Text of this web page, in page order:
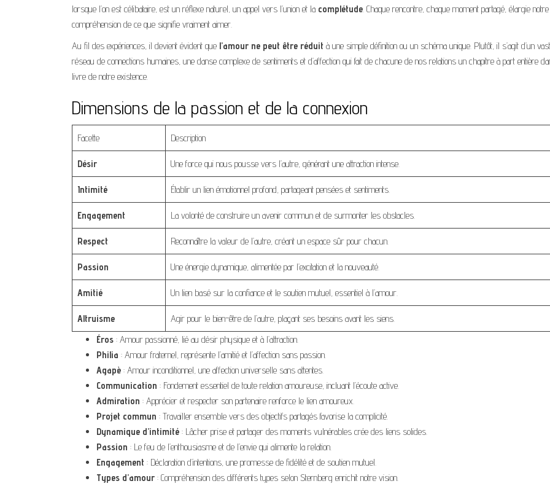
lorsque l’on est célibataire, est un réflexe naturel, un appel vers l’union et la complétude . Chaque rencontre, chaque moment partagé, élargie notre
compréhension de ce que signifie vraiment aimer.
Au fil des expériences, il devient évident que l’amour ne peut être réduit à une simple définition ou un schéma unique. Plutôt, il s’agit d’un
réseau de connections humaines, une danse complexe de sentiments et d’affection qui fait de chacune de nos relations un chapitre à part entière
livre de notre existence.
Dimensions de la passion et de la connexion
Facette Description
Désir Une force qui nous pousse vers l’autre, générant une attraction intense.
Intimité Établir un lien émotionnel profond, partageant pensées et sentiments.
Engagement La volonté de construire un avenir commun et de surmonter les obstacles.
Respect Reconnaître la valeur de l’autre, créant un espace sûr pour chacun.
Passion Une énergie dynamique, alimentée par l’excitation et la nouveauté.
Amitié Un lien basé sur la confiance et le soutien mutuel, essentiel à l’amour.
Altruisme
Agir pour le bien-être de l’autre, plaçant ses besoins avant les siens.
Éros : Amour passionné, lié au désir physique et à l’attraction.
Philia : Amour fraternel, représente l’amitié et l’affection sans passion.
Agapè : Amour inconditionnel, une affection universelle sans attentes.
Communication : Fondement essentiel de toute relation amoureuse, incluant l’écoute active.
Admiration : Apprécier et respecter son partenaire renforce le lien amoureux.
Projet commun : Travailler ensemble vers des objectifs partagés favorise la complicité.
Dynamique d’intimité : Lâcher prise et partager des moments vulnérables crée des liens solides.
Passion : Le feu de l’enthousiasme et de l’envie qui alimente la relation.
Engagement : Déclaration d’intentions, une promesse de fidélité et de soutien mutuel.
Types d’amour : Compréhension des différents types selon Sternberg enrichit notre vision.